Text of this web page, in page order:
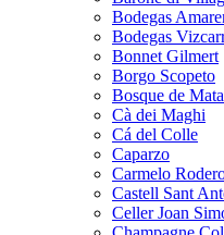
Bodegas
Bodegas
Bonnet Gilmert
Borgo Scopeto
Bosque de
Cà dei Maghi
Cá del Colle
Caparzo
Carmelo
Castell Sant
Celler Joan